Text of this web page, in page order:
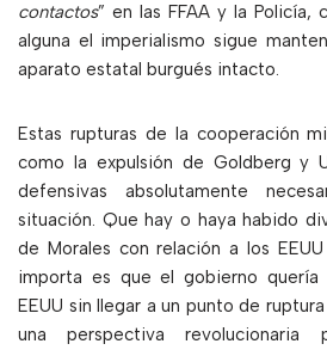
contactos” en las FFAA y la Policía,
alguna el imperialismo sigue
aparato estatal burgués intacto.
Estas rupturas de la cooperación
como la expulsión de Goldberg y
defensivas absolutamente
situación. Que hay o haya habido
de Morales con relación a los
importa es que el gobierno quería
EEUU sin llegar a un punto de
una perspectiva